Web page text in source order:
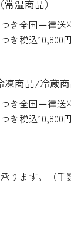
温商品）
き全国一律送
き税込10,800
凍商品/冷蔵商
き全国一律送
き税込10,800
ります。（手